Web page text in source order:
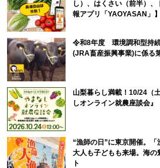
し）、はくさい（前半）
報アプリ「YAOYASAN」】
令和8年度 環境調和型持
(JRA畜産振興事業)に係る
山梨暮らし満載！10/24（
しオンライン就農座談会』
“漁師の日”に東京開催。
大人も子どもも来場。海
ト